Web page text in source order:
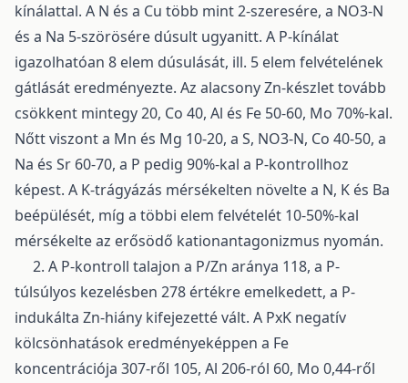
kínálattal. A N és a Cu több mint 2-szeresére, a NO3-N
és a Na 5-szörösére dúsult ugyanitt. A P-kínálat
igazolhatóan 8 elem dúsulását, ill. 5 elem felvételének
gátlását eredményezte. Az alacsony Zn-készlet tovább
csökkent mintegy 20, Co 40, Al és Fe 50-60, Mo 70%-kal.
Nőtt viszont a Mn és Mg 10-20, a S, NO3-N, Co 40-50, a
Na és Sr 60-70, a P pedig 90%-kal a P-kontrollhoz
képest. A K-trágyázás mérsékelten növelte a N, K és Ba
beépülését, míg a többi elem felvételét 10-50%-kal
mérsékelte az erősödő kationantagonizmus nyomán.
2. A P-kontroll talajon a P/Zn aránya 118, a P-
túlsúlyos kezelésben 278 értékre emelkedett, a P-
indukálta Zn-hiány kifejezetté vált. A PxK negatív
kölcsönhatások eredményeképpen a Fe
koncentrációja 307-ről 105, Al 206-ról 60, Mo 0,44-ről